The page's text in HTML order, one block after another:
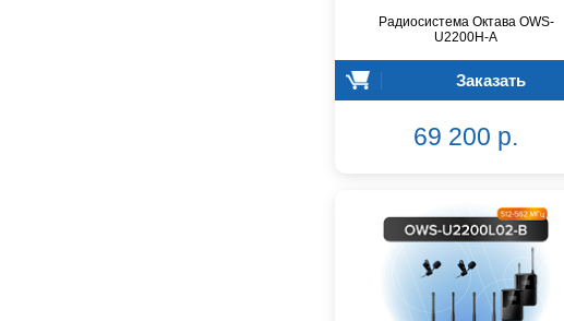
Радиосистема Октава OWS-
U2200H-A
Заказать
69 200 р.